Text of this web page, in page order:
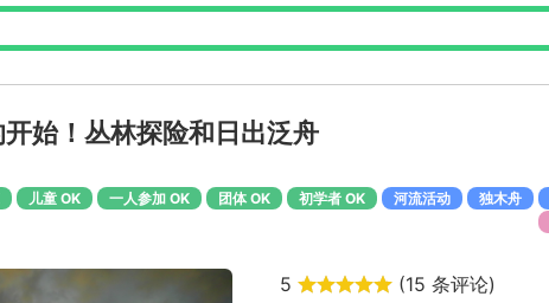
始！丛林探险和日出泛舟
儿童 OK 一人参加 OK 团体 OK 初学者 OK 河流活动 独木舟
5 (15 条评论)